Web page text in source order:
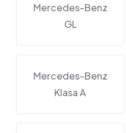
Mercedes-Benz
GL
Mercedes-Benz
Klasa A